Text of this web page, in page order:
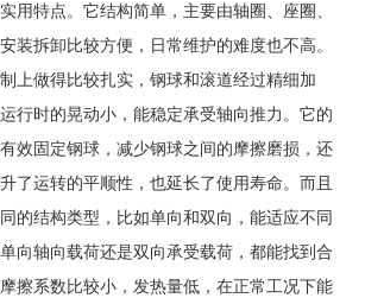
用特点。它结构简单，主要由轴圈、座圈、
装拆卸比较方便，日常维护的难度也不高。
上做得比较扎实，钢球和滚道经过精细加
行时的晃动小，能稳定承受轴向推力。它的
效固定钢球，减少钢球之间的摩擦磨损，还
了运转的平顺性，也延长了使用寿命。而且
的结构类型，比如单向和双向，能适应不同
向轴向载荷还是双向承受载荷，都能找到合
擦系数比较小，发热量低，在正常工况下能